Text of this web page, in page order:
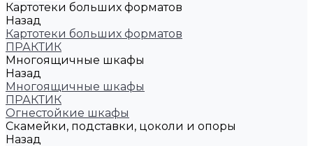
Картотеки больших форматов
Назад
Картотеки больших форматов
ПРАКТИК
Многоящичные шкафы
Назад
Многоящичные шкафы
ПРАКТИК
Огнестойкие шкафы
Скамейки, подставки, цоколи и опоры
Назад